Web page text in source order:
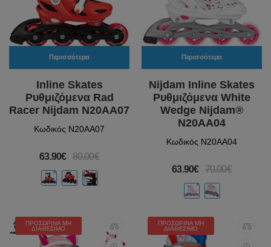
Περισσότερα
Inline Skates
Ρυθμιζόμενα Rad
Racer Nijdam N20AA07
Κωδικός N20AA07
63.90€ 80.00€
Περισσότερα
Nijdam Inline Skates
Ρυθμιζόμενα White
Wedge Nijdam®
N20AA04
Κωδικός N20AA04
63.90€ 70.00€
ΠΡΟΣΩΡΙΝΆ ΜΗ
ΔΙΑΘΈΣΙΜΟ
ΠΡΟΣΩΡΙΝΆ ΜΗ
ΔΙΑΘΈΣΙΜΟ